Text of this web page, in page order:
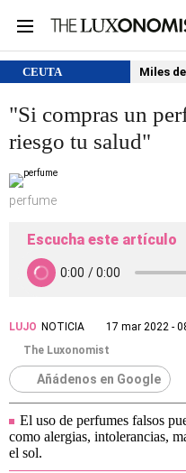
CEUTA Miles
"Si compras un
riesgo tu salud"
perfume
Escucha este artículo
LUJO NOTICIA
17 mar 2022 -
The Luxonomist
Añádenos en Google
El uso de perfumes falsos
como alergias, intolerancias,
el sol.